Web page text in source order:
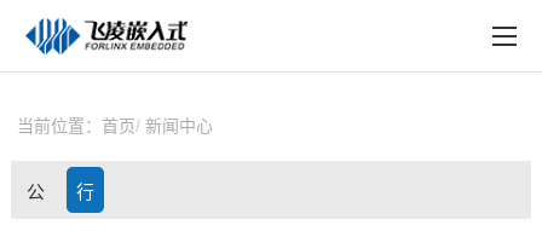
技术与支持
在线购买
当前位置： 首页 新闻中心
公 行